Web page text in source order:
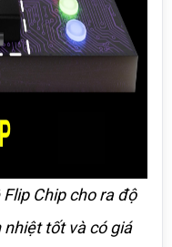
Chip cho ra độ
tốt và có giá